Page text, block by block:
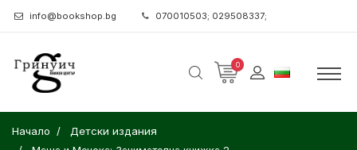
info@bookshop.bg 070010503; 029508337;
0
Начало Детски издания